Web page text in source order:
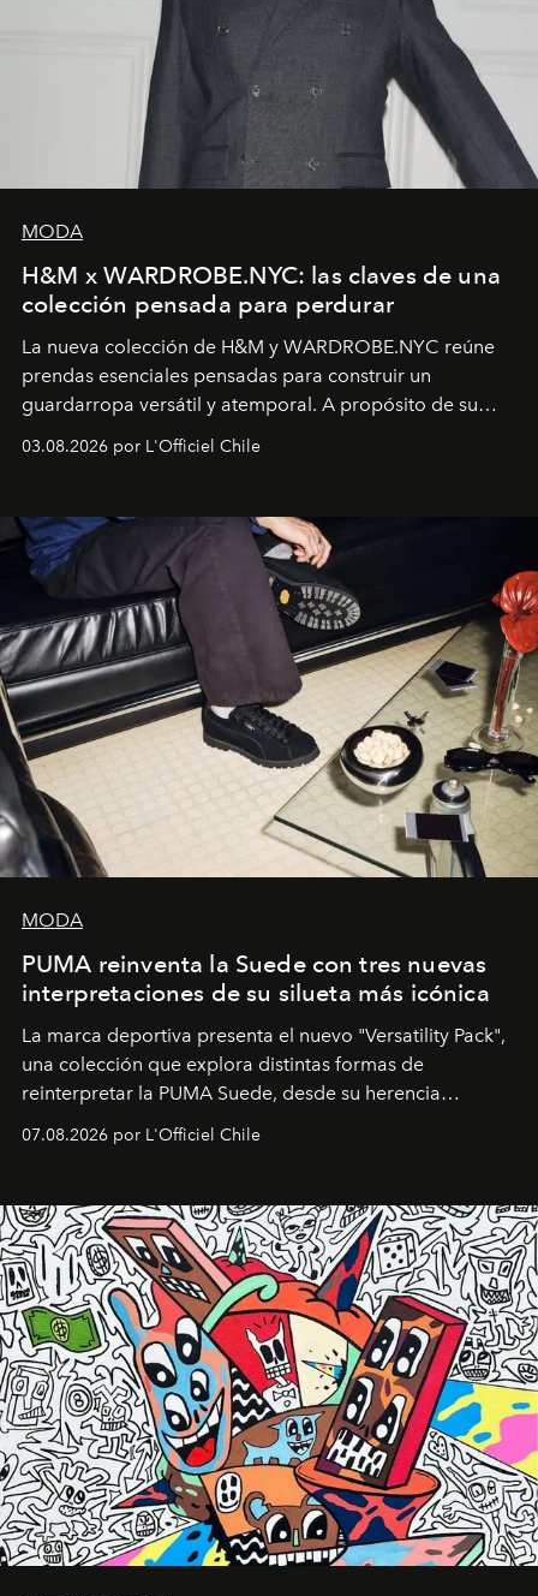
MODA
H&M x WARDROBE.NYC: las claves de una
colección pensada para perdurar
La nueva colección de H&M y WARDROBE.NYC reúne
prendas esenciales pensadas para construir un
guardarropa versátil y atemporal. A propósito de su
lanzamiento, los fundadores de la firma neoyorquina y
la asesora creativa y jefa de diseño global de la marca
y la filosofía detrás de la propuesta.
03.08.2026 por L'Officiel Chile
MODA
PUMA reinventa la Suede con tres nuevas
interpretaciones de su silueta más icónica
La marca deportiva presenta el nuevo "Versatility Pack",
una colección que explora distintas formas de
reinterpretar la PUMA Suede, desde su herencia
deportiva hasta una mirada moderna inspirada en el
diseño y el universo outdoor.
07.08.2026 por L'Officiel Chile